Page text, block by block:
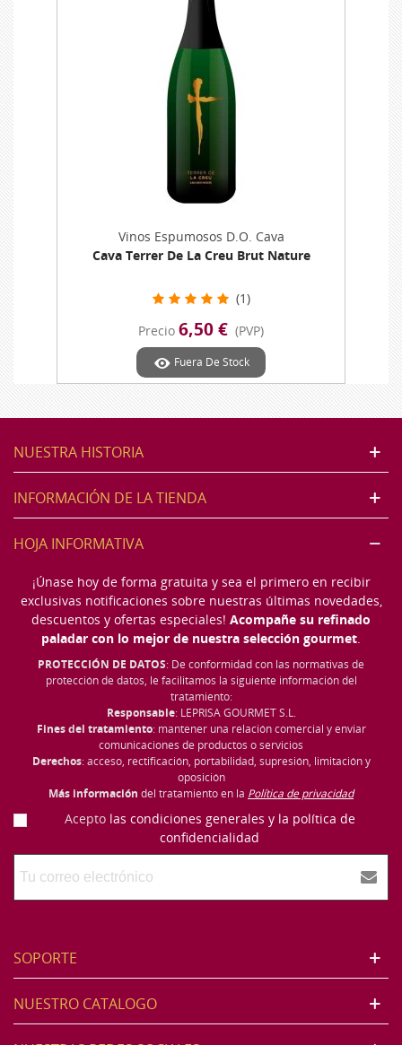
Vinos Espumosos D.O. Cava
Cava Terrer De La Creu Brut Nature
(1)
Precio 6,50 € (PVP)
Fuera De Stock
NUESTRA HISTORIA
INFORMACIÓN DE LA TIENDA
HOJA INFORMATIVA
¡Únase hoy de forma gratuita y sea el primero en recibir
exclusivas notificaciones sobre nuestras últimas novedades,
descuentos y ofertas especiales! Acompañe su refinado
paladar con lo mejor de nuestra selección gourmet.
PROTECCIÓN DE DATOS: De conformidad con las normativas de
protección de datos, le facilitamos la siguiente información del
tratamiento:
Responsable: LEPRISA GOURMET S.L.
Fines del tratamiento: mantener una relación comercial y enviar
comunicaciones de productos o servicios
Derechos: acceso, rectificación, portabilidad, supresión, limitación y
oposición
Más información del tratamiento en la Política de privacidad
Acepto las condiciones generales y la política de
confidencialidad
SOPORTE
NUESTRO CATALOGO